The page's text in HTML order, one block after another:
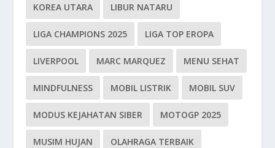
KOREA UTARA LIBUR NATARU
LIGA CHAMPIONS 2025 LIGA TOP EROPA
LIVERPOOL MARC MARQUEZ MENU SEHAT
MINDFULNESS MOBIL LISTRIK MOBIL SUV
MODUS KEJAHATAN SIBER MOTOGP 2025
MUSIM HUJAN OLAHRAGA TERBAIK